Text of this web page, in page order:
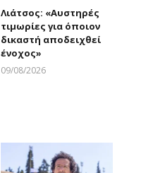
Λιάτσος: «Αυστηρές
τιμωρίες για όποιον
δικαστή αποδειχθεί
ένοχος»
09/08/2026